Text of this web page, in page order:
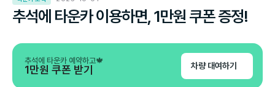
추석에 타운카 이용하면, 1만원 쿠폰 증정!
추석에 타운카 예약하고🍁
1만원 쿠폰 받기 차량 대여하기